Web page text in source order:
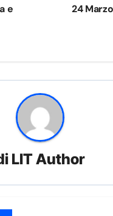
e
24
LIT Author